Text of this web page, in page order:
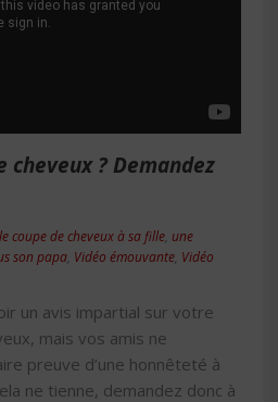
cheveux ? Demandez
coupe de cheveux à sa fille une
son papa Vidéo émouvante Vidéo
un avis impartial sur votre
mais vos amis ne
preuve d’une honnêteté à
ne tienne, demandez donc à